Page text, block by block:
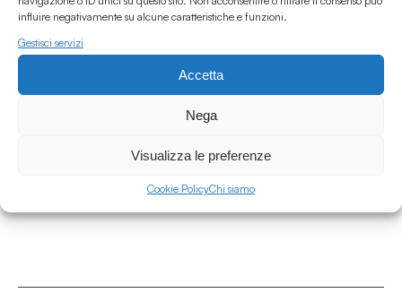
influire negativamente su alcune caratteristiche e funzioni.
Gestisci servizi
Accetta
Nega
Visualizza le preferenze
Cookie PolicyChi siamo
Poptones # 237 w/Gabriele Savioli
Pop/Rock